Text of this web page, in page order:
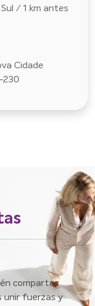
/ 1 km antes
Cidade
230
compartes
unir fuerzas y